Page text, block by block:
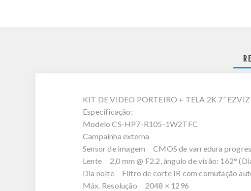
KIT DE VIDEO PORTEIRO + TELA 2K 7”
Especificação:
Modelo CS-HP7-R105-1W2TFC
Campainha externa
Sensor de imagem CMOS de varredura
Lente 2,0 mm @ F2.2, ângulo de visão: 162°
Dia noite Filtro de corte IR com comutação
Máx. Resolução 2048 × 1296